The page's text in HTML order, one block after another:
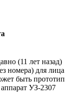
(11 лет назад)
номера) для лица
быть прототип
УЗ-2307